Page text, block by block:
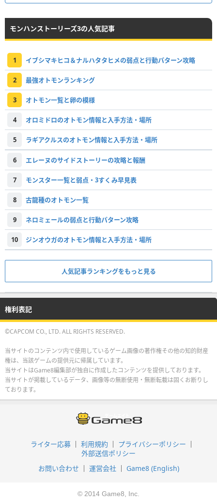
モンハンストーリーズ3の人気記事
1 イブシマキヒコ＆ナルハタタヒメの弱点と行動パターン攻略
2 最強オトモンランキング
3 オトモン一覧と卵の模様
4 オロミドロのオトモン情報と入手方法・場所
5 ラギアクルスのオトモン情報と入手方法・場所
6 エレーヌのサイドストーリーの攻略と報酬
7 モンスター一覧と弱点・3すくみ早見表
8 古龍種のオトモン一覧
9 ネロミェールの弱点と行動パターン攻略
10 ジンオウガのオトモン情報と入手方法・場所
人気記事ランキングをもっと見る
権利表記
©CAPCOM CO., LTD. ALL RIGHTS RESERVED.
当サイトのコンテンツ内で使用しているゲーム画像の著作権その他の知的財産
権は、当該ゲームの提供元に帰属しています。
当サイトはGame8編集部が独自に作成したコンテンツを提供しております。
当サイトが掲載しているデータ、画像等の無断使用・無断転載は固くお断りし
ております。
ライター応募 利用規約
プライバシーポリシー
外部送信ポリシー
お問い合わせ
運営会社 Game8 (English)
© 2014 Game8, Inc.